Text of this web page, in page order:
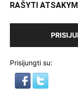
RAŠYTI
Prisijungti su: